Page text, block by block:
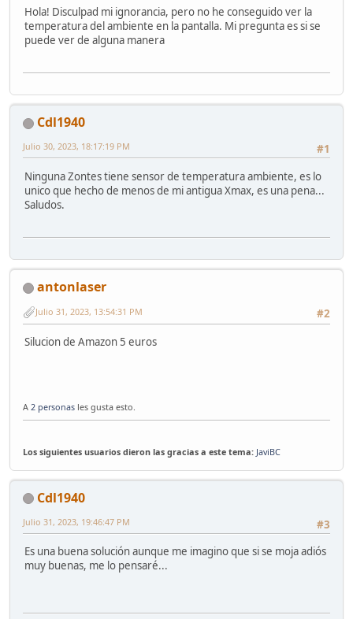
Hola! Disculpad mi ignorancia, pero no he conseguido ver la
temperatura del ambiente en la pantalla. Mi pregunta es si se
puede ver de alguna manera
Cdl1940
#1
Julio 30, 2023, 18:17:19 PM
Ninguna Zontes tiene sensor de temperatura ambiente, es lo
unico que hecho de menos de mi antigua Xmax, es una pena...
Saludos.
antonlaser
#2
Julio 31, 2023, 13:54:31 PM
Silucion de Amazon 5 euros
A 2 personas les gusta esto.
Los siguientes usuarios dieron las gracias a este tema: JaviBC
Cdl1940
#3
Julio 31, 2023, 19:46:47 PM
Es una buena solución aunque me imagino que si se moja adiós
muy buenas, me lo pensaré...